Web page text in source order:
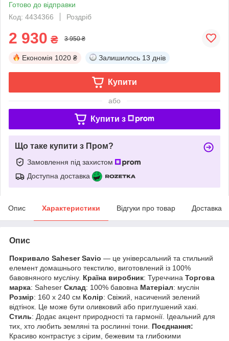
Готово до відправки
Код: 4434366
Роздріб
2 930 ₴ 3 950 ₴
Економія 1020 ₴ Залишилось 13 днів
Купити
або
Купити з
Що таке купити з Пром?
Замовлення під захистом
Доступна доставка
Опис Характеристики Відгуки про товар Доставка
Опис
Покривало Saheser Savio — це універсальний та стильний
елемент домашнього текстилю, виготовлений із 100%
бавовняного мусліну. Країна виробник: Туреччина Торгова
марка: Saheser Склад: 100% бавовна Матеріал: муслін
Розмір: 160 х 240 см Колір: Свіжий, насичений зелений
відтінок. Це може бути оливковий або приглушений хакі.
Стиль: Додає акцент природності та гармонії. Ідеальний для
тих, хто любить земляні та рослинні тони. Поєднання:
Красиво контрастує з сірим, бежевим та глибокими